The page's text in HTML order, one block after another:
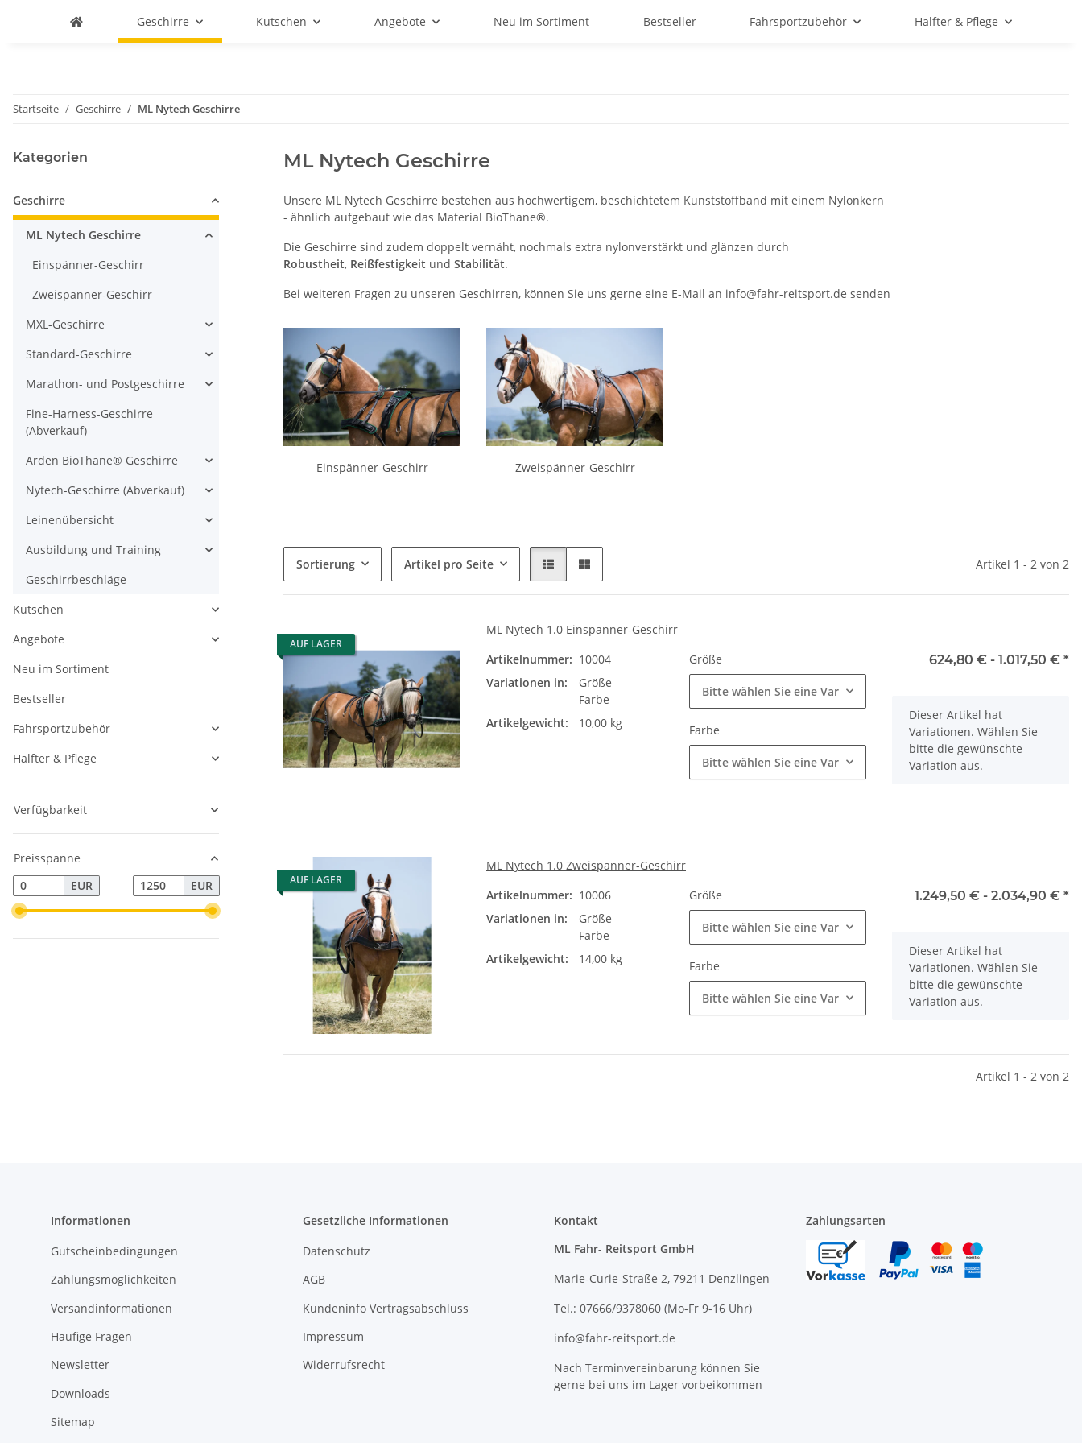
Geschirre Kutschen Angebote Neu im Sortiment Bestseller Fahrsportzubehör Halfter & Pflege
Startseite Geschirre ML Nytech Geschirre
ML Nytech Geschirre
Unsere ML Nytech Geschirre bestehen aus hochwertigem, beschichtetem Kunststoffband mit einem Nylonkern
- ähnlich aufgebaut wie das Material BioThane®.
Die Geschirre sind zudem doppelt vernäht, nochmals extra nylonverstärkt und glänzen durch
Robustheit, Reißfestigkeit und Stabilität.
Bei weiteren Fragen zu unseren Geschirren, können Sie uns gerne eine E-Mail an info@fahr-reitsport.de senden
Einspänner-Geschirr Zweispänner-Geschirr
Sortierung Artikel pro Seite Artikel 1 - 2 von 2
AUF LAGER
ML Nytech 1.0 Einspänner-Geschirr
Artikelnummer: 10004
Variationen in:
Größe
Farbe
Artikelgewicht:
10,00 kg
Größe
Bitte wählen Sie eine Variation.
Farbe
Bitte wählen Sie eine Variation.
624,80 € - 1.017,50 € *
x
Dieser Artikel hat
Variationen. Wählen Sie
bitte die gewünschte
Variation aus.
AUF LAGER
ML Nytech 1.0 Zweispänner-Geschirr
Artikelnummer: 10006
Variationen in:
Größe
Farbe
Artikelgewicht:
14,00 kg
Größe
Bitte wählen Sie eine Variation.
Farbe
Bitte wählen Sie eine Variation.
1.249,50 € - 2.034,90 € *
x
Dieser Artikel hat
Variationen. Wählen Sie
bitte die gewünschte
Variation aus.
Artikel 1 - 2 von 2
Kategorien
Geschirre
ML Nytech Geschirre
Einspänner-Geschirr
Zweispänner-Geschirr
MXL-Geschirre
Standard-Geschirre
Marathon- und Postgeschirre
Fine-Harness-Geschirre
(Abverkauf)
Arden BioThane® Geschirre
Nytech-Geschirre (Abverkauf)
Leinenübersicht
Ausbildung und Training
Geschirrbeschläge
Kutschen
Angebote
Neu im Sortiment
Bestseller
Fahrsportzubehör
Halfter & Pflege
Verfügbarkeit
Preisspanne
EUR
EUR
Informationen
Gutscheinbedingungen
Zahlungsmöglichkeiten
Versandinformationen
Häufige Fragen
Newsletter
Downloads
Sitemap
Gesetzliche Informationen
Datenschutz
AGB
Kundeninfo Vertragsabschluss
Impressum
Widerrufsrecht
Kontakt
ML Fahr- Reitsport GmbH
Marie-Curie-Straße 2, 79211 Denzlingen
Tel.: 07666/9378060 (Mo-Fr 9-16 Uhr)
info@fahr-reitsport.de
Nach Terminvereinbarung können Sie
gerne bei uns im Lager vorbeikommen
Zahlungsarten